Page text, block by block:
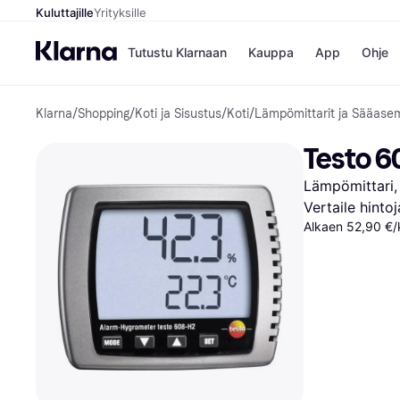
KuluttajilleYrityksille
Tutustu Klarnaan Kauppa
Kaupat
Gigantti
H&M
Peten
Wolt
App Ohje
Klarna/Shopping/Koti ja Sisustus/Koti/Lämpömittarit ja
Testo
Vertaile
Alkaen 52,90